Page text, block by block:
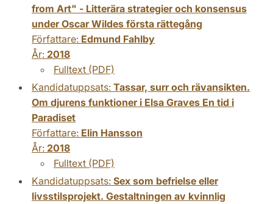
from Art" - Litterära strategier och konsensus
under Oscar Wildes första rättegång
Författare: Edmund Fahlby
År: 2018
Fulltext (PDF)
Kandidatuppsats: Tassar, surr och rävansikten.
Om djurens funktioner i Elsa Graves En tid i
Paradiset
Författare: Elin Hansson
År: 2018
Fulltext (PDF)
Kandidatuppsats: Sex som befrielse eller
livsstilsprojekt. Gestaltningen av kvinnlig